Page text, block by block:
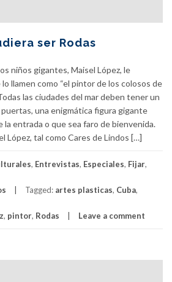
ser Rodas
niños gigantes, Maisel López, le
llamen como “el pintor de los colosos de
las ciudades del mar deben tener un
una enigmática figura gigante
la entrada o que sea faro de bienvenida.
López, tal como Cares de Lindos […]
, Entrevistas, Especiales, Fijar,
Tagged: artes plasticas, Cuba,
, pintor, Rodas Leave a comment